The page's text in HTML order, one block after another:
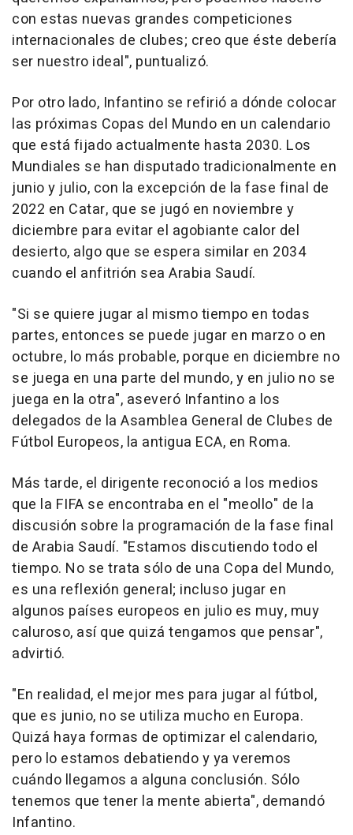
con estas nuevas grandes competiciones
internacionales de clubes; creo que éste debería
ser nuestro ideal", puntualizó.
Por otro lado, Infantino se refirió a dónde colocar
las próximas Copas del Mundo en un calendario
que está fijado actualmente hasta 2030. Los
Mundiales se han disputado tradicionalmente en
junio y julio, con la excepción de la fase final de
2022 en Catar, que se jugó en noviembre y
diciembre para evitar el agobiante calor del
desierto, algo que se espera similar en 2034
cuando el anfitrión sea Arabia Saudí.
"Si se quiere jugar al mismo tiempo en todas
partes, entonces se puede jugar en marzo o en
octubre, lo más probable, porque en diciembre no
se juega en una parte del mundo, y en julio no se
juega en la otra", aseveró Infantino a los
delegados de la Asamblea General de Clubes de
Fútbol Europeos, la antigua ECA, en Roma.
Más tarde, el dirigente reconoció a los medios
que la FIFA se encontraba en el "meollo" de la
discusión sobre la programación de la fase final
de Arabia Saudí. "Estamos discutiendo todo el
tiempo. No se trata sólo de una Copa del Mundo,
es una reflexión general; incluso jugar en
algunos países europeos en julio es muy, muy
caluroso, así que quizá tengamos que pensar",
advirtió.
"En realidad, el mejor mes para jugar al fútbol,
que es junio, no se utiliza mucho en Europa.
Quizá haya formas de optimizar el calendario,
pero lo estamos debatiendo y ya veremos
cuándo llegamos a alguna conclusión. Sólo
tenemos que tener la mente abierta", demandó
Infantino.